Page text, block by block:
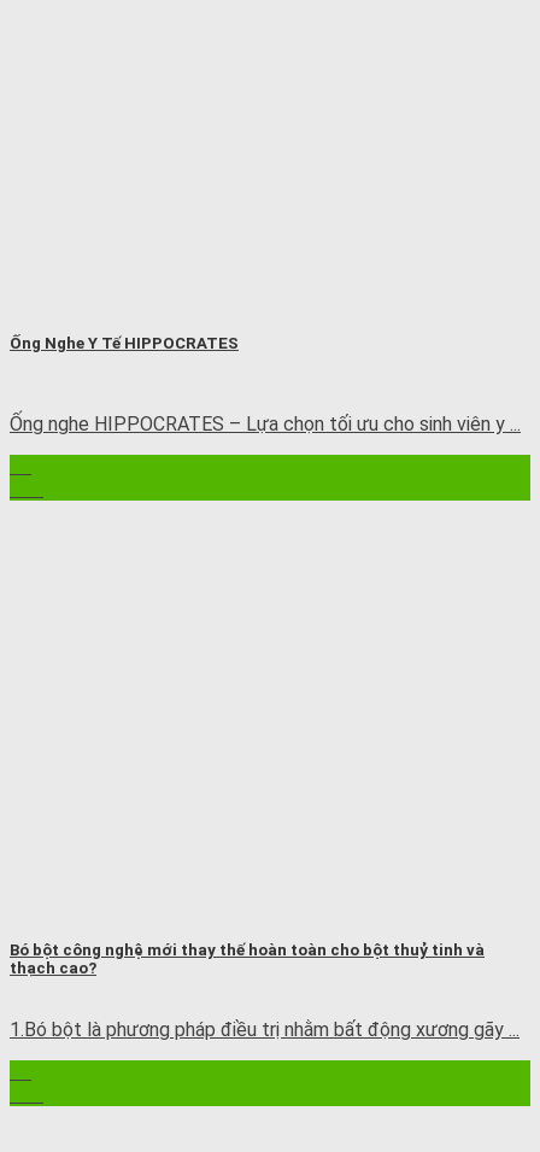
Ống Nghe Y Tế HIPPOCRATES
Ống nghe HIPPOCRATES – Lựa chọn tối ưu cho sinh viên y ...
Bó bột công nghệ mới thay thế hoàn toàn cho bột thuỷ tinh và
thạch cao?
1.Bó bột là phương pháp điều trị nhằm bất động xương gãy ...